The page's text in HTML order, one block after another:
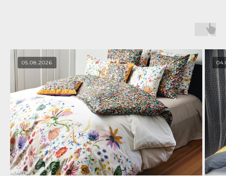
05.08.2026